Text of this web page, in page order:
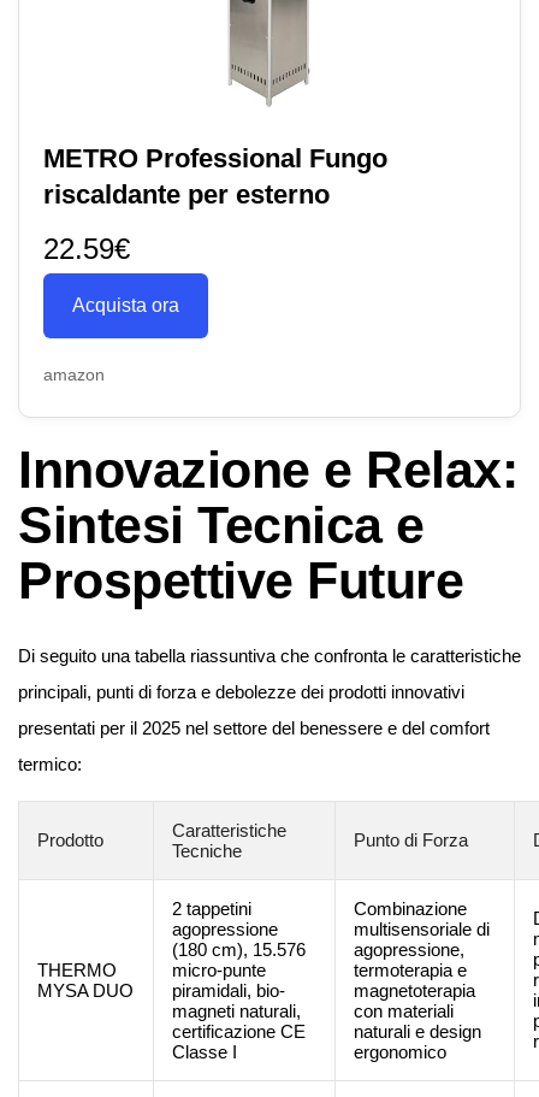
METRO Professional Fungo
riscaldante per esterno
22.59€
Acquista ora
amazon
Innovazione e Relax:
Sintesi Tecnica e
Prospettive Future
Di seguito una tabella riassuntiva che confronta le caratteristiche
principali, punti di forza e debolezze dei prodotti innovativi
presentati per il 2025 nel settore del benessere e del comfort
termico:
Prodotto
Caratteristiche
Tecniche
Punto di Forza
THERMO
MYSA DUO
2 tappetini
agopressione
(180 cm), 15.576
micro-punte
piramidali, bio-
magneti naturali,
certificazione CE
Classe I
Combinazione
multisensoriale di
agopressione,
termoterapia e
magnetoterapia
con materiali
naturali e design
ergonomico